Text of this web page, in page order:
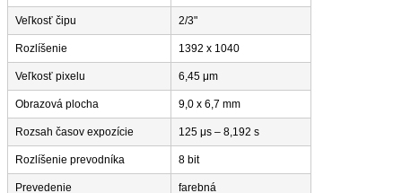
Veľkosť čipu 2/3"
Rozlíšenie 1392 x 1040
Veľkosť pixelu 6,45 μm
Obrazová plocha 9,0 x 6,7 mm
Rozsah časov expozície 125 μs – 8,192 s
Rozlíšenie prevodníka 8 bit
Prevedenie farebná